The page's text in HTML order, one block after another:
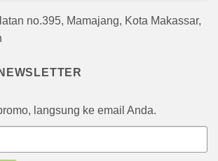
no.395, Mamajang, Kota Makassar,
langsung ke email Anda.